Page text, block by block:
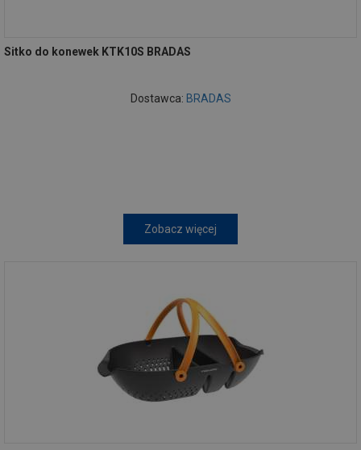
Sitko do konewek KTK10S BRADAS
Dostawca: BRADAS
Zobacz więcej